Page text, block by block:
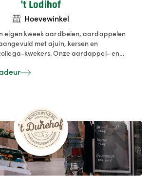
't Lodihof
Hoevewinkel
eigen kweek aardbeien, aardappelen
met ajuin, kersen en
kwekers. Onze aardappel- en
zelfbediening en flexibele